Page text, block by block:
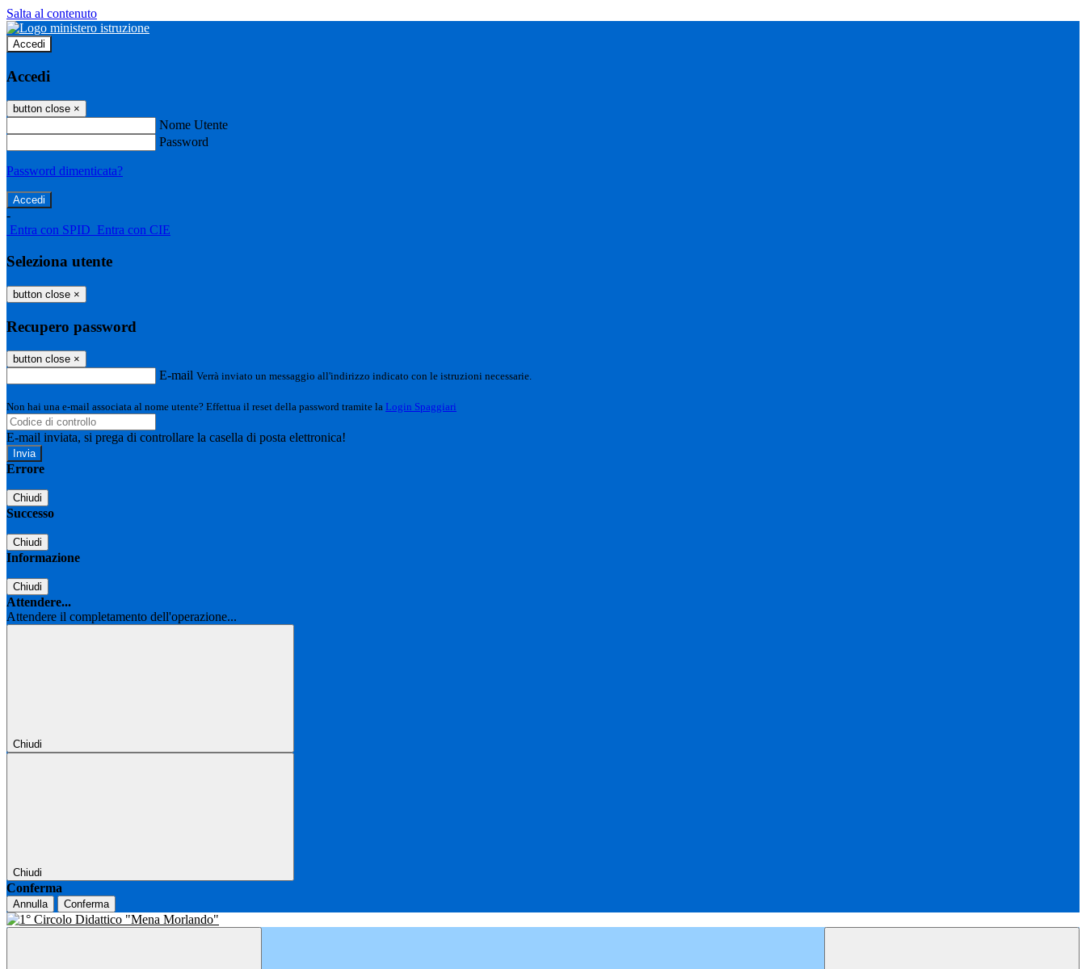
Salta al contenuto
Accedi
Accedi
button close ×
Nome Utente
Password
Password dimenticata?
-
Entra con SPID Entra con CIE
Seleziona utente
button close ×
Recupero password
button close ×
E-mail Verrà inviato un messaggio all'indirizzo indicato con le istruzioni necessarie.
Non hai una e-mail associata al nome utente? Effettua il reset della password tramite la Login Spaggiari
E-mail inviata, si prega di controllare la casella di posta elettronica!
Errore
Chiudi
Successo
Chiudi
Informazione
Chiudi
Attendere...
Attendere il completamento dell'operazione...
Chiudi
Chiudi
Conferma
Annulla Conferma